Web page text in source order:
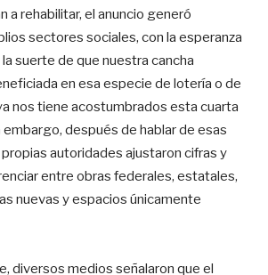
a rehabilitar, el anuncio generó
sectores sociales, con la esperanza
suerte de que nuestra cancha
en esa especie de lotería o de
nos tiene acostumbrados esta cuarta
después de hablar de esas
autoridades ajustaron cifras y
entre obras federales, estatales,
nuevas y espacios únicamente
diversos medios señalaron que el